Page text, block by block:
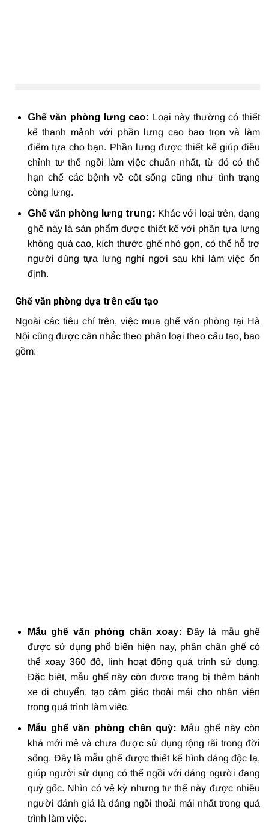
Ghế văn phòng lưng cao: Loại này thường có thiết
kế thanh mảnh với phần lưng cao bao trọn và làm
điểm tựa cho bạn. Phần lưng được thiết kế giúp điều
chỉnh tư thế ngồi làm việc chuẩn nhất, từ đó có thể
hạn chế các bệnh về cột sống cũng như tình trạng
còng lưng.
Ghế văn phòng lưng trung: Khác với loại trên, dạng
ghế này là sản phẩm được thiết kế với phần tựa lưng
không quá cao, kích thước ghế nhỏ gọn, có thể hỗ trợ
người dùng tựa lưng nghỉ ngơi sau khi làm việc ổn
định.
Ghế văn phòng dựa trên cấu tạo
Ngoài các tiêu chí trên, việc mua ghế văn phòng tại Hà
Nội cũng được cân nhắc theo phân loại theo cấu tạo, bao
gồm:
Mẫu ghế văn phòng chân xoay: Đây là mẫu ghế
được sử dụng phổ biến hiện nay, phần chân ghế có
thể xoay 360 độ, linh hoạt động quá trình sử dụng.
Đặc biệt, mẫu ghế này còn được trang bị thêm bánh
xe di chuyển, tạo cảm giác thoải mái cho nhân viên
trong quá trình làm việc.
Mẫu ghế văn phòng chân quỳ: Mẫu ghế này còn
khá mới mẻ và chưa được sử dụng rộng rãi trong đời
sống. Đây là mẫu ghế được thiết kế hình dáng độc lạ,
giúp người sử dụng có thể ngồi với dáng người đang
quỳ gốc. Nhìn có vẻ kỳ nhưng tư thế này được nhiều
người đánh giá là dáng ngồi thoải mái nhất trong quá
trình làm việc.